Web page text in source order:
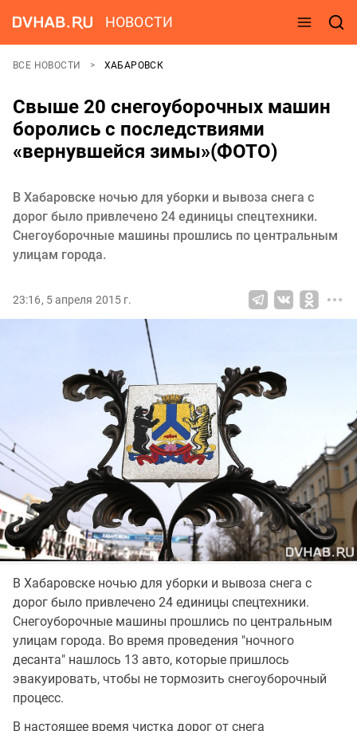
НОВОСТИ
ВСЕ НОВОСТИ ХАБАРОВСК
Свыше 20 снегоуборочных машин
боролись с последствиями
«вернувшейся зимы»(ФОТО)
В Хабаровске ночью для уборки и вывоза снега с
дорог было привлечено 24 единицы спецтехники.
Снегоуборочные машины прошлись по центральным
улицам города.
23:16, 5 апреля 2015 г.
В Хабаровске ночью для уборки и вывоза снега с
дорог было привлечено 24 единицы спецтехники.
Снегоуборочные машины прошлись по центральным
улицам города. Во время проведения "ночного
десанта" нашлось 13 авто, которые пришлось
эвакуировать, чтобы не тормозить снегоуборочный
процесс.
В настоящее время чистка дорог от снега